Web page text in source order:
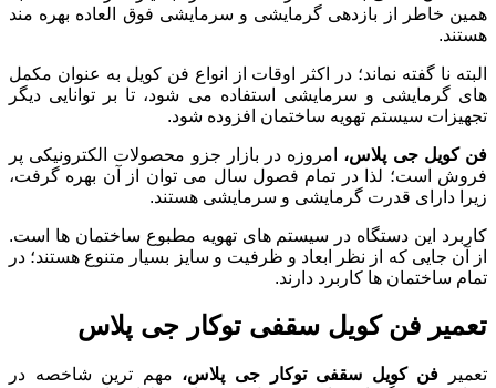
همین خاطر از بازدهی گرمایشی و سرمایشی فوق العاده بهره مند
هستند.
البته نا گفته نماند؛ در اکثر اوقات از انواع فن کویل به عنوان مکمل
های گرمایشی و سرمایشی استفاده می شود، تا بر توانایی دیگر
تجهیزات سیستم تهویه ساختمان افزوده شود.
فن کویل جی پلاس، امروزه در بازار جزو محصولات الکترونیکی پر
فروش است؛ لذا در تمام فصول سال می توان از آن بهره گرفت،
زیرا دارای قدرت گرمایشی و سرمایشی هستند.
کاربرد این دستگاه در سیستم های تهویه مطبوع ساختمان ها است.
از آن جایی که از نظر ابعاد و ظرفیت و سایز بسیار متنوع هستند؛ در
تمام ساختمان ها کاربرد دارند.
تعمیر فن کویل سقفی توکار جی پلاس
تعمیر فن کویل سقفی توکار جی پلاس، مهم ترین شاخصه در